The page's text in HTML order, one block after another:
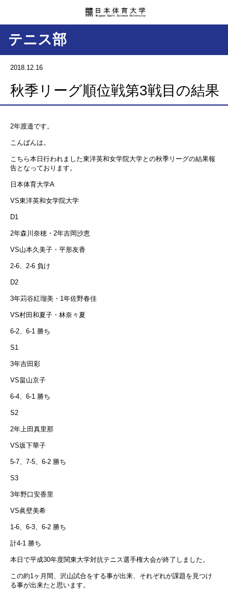
テニス部
2018.12.16
秋季リーグ順位戦第3戦目の結果
2年渡邉です。
こんばんは。
こちら本日行われました東洋英和女学院大学との秋季リーグの結果報
告となっております。
日本体育大学A
VS東洋英和女学院大学
D1
2年森川奈穂・2年吉岡沙恵
VS山本久美子・平形友香
2-6、2-6 負け
D2
3年苅谷紅瑠美・1年佐野春佳
VS村田和夏子・林奈々夏
6-2、6-1 勝ち
S1
3年吉田彩
VS畠山京子
6-4、6-1 勝ち
S2
2年上田真里那
VS坂下華子
5-7、7-5、6-2 勝ち
S3
3年野口安香里
VS眞壁美希
1-6、6-3、6-2 勝ち
計4-1 勝ち
本日で平成30年度関東大学対抗テニス選手権大会が終了しました。
この約1ヶ月間、沢山試合をする事が出来、それぞれが課題を見つけ
る事が出来たと思います。